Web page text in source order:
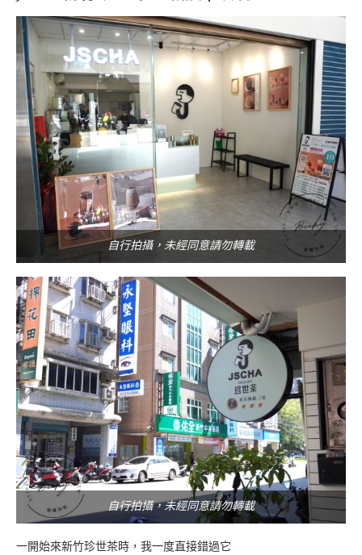
自行拍攝，未經同意請勿轉載
自行拍攝，未經同意請勿轉載
一開始來新竹珍世茶時，我一度直接錯過它